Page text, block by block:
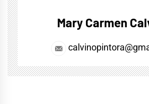
Mary Carmen